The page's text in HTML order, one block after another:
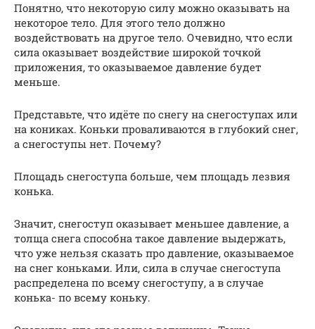
Понятно, что некоторую силу можно оказывать на
некоторое тело. Для этого тело должно
воздействовать на другое тело. Очевидно, что если
сила оказывает воздействие широкой точкой
приложения, то оказываемое давление будет
меньше.
Представьте, что идёте по снегу на снегоступах или
на кониках. Коньки проваливаются в глубокий снег,
а снегоступы нет. Почему?
Площадь снегоступа больше, чем площадь лезвия
конька.
Значит, снегоступ оказывает меньшее давление, а
толща снега способна такое давление выдержать,
что уже нельзя сказать про давление, оказываемое
на снег коньками. Или, сила в случае снегоступа
распределена по всему снегоступу, а в случае
конька- по всему коньку.